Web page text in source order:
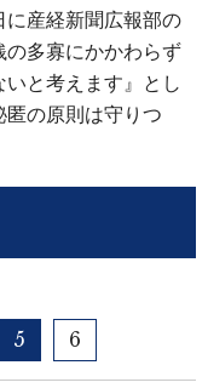
に産経新聞広報部の
の多寡にかかわらず
と考えます』とし
匿の原則は守りつ
5 6